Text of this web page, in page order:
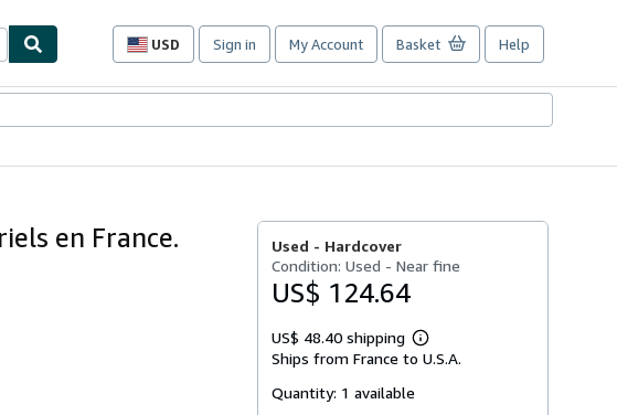
USD
Site
preferences
Sign in My Account Basket Help
en France. Used - Hardcover
Condition: Used - Near fine
US$ 124.64
US$ 48.40 shipping
Learn
more
Ships from France to U.S.A.
Quantity: 1 available